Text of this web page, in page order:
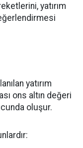
yatırım
yatırım
ons altın değeri
oluşur.